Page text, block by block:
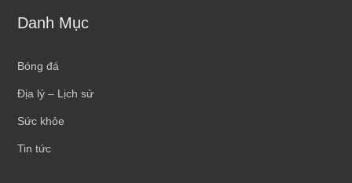
Danh Mục
Bóng đá
Địa lý – Lịch sử
Sức khỏe
Tin tức